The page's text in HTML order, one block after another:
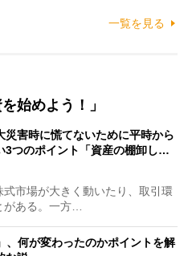
一覧を見る
始めよう！」
災害時に慌てないために平時から
3つのポイント「資産の棚卸し…
市場が大きく動いたり、取引環
ある。一方…
、何が変わったのかポイントを解